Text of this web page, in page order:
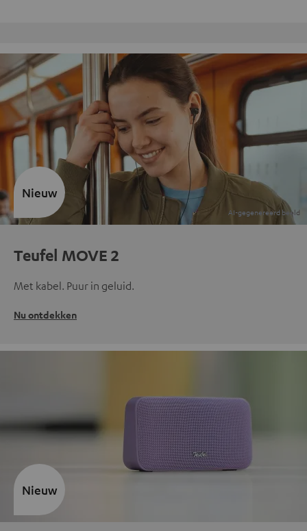
Teufel MOVE 2
Met kabel. Puur in geluid.
Nu ontdekken
Nieuw
Nieuw